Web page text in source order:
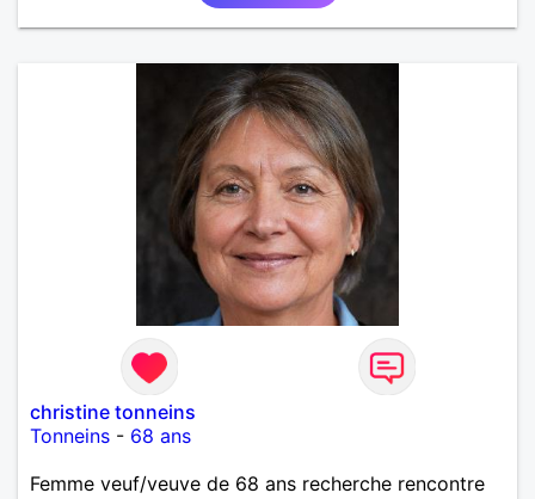
christine tonneins
Tonneins - 68 ans
Femme veuf/veuve de 68 ans recherche rencontre